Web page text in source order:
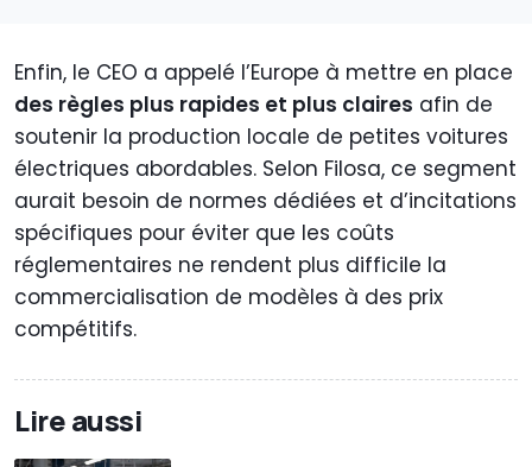
Enfin, le CEO a appelé l’Europe à mettre en place
des règles plus rapides et plus claires afin de
soutenir la production locale de petites voitures
électriques abordables. Selon Filosa, ce segment
aurait besoin de normes dédiées et d’incitations
spécifiques pour éviter que les coûts
réglementaires ne rendent plus difficile la
commercialisation de modèles à des prix
compétitifs.
Lire aussi